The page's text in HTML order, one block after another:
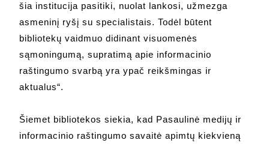
šia institucija pasitiki, nuolat lankosi, užmezga
asmeninį ryšį su specialistais. Todėl būtent
bibliotekų vaidmuo didinant visuomenės
sąmoningumą, supratimą apie informacinio
raštingumo svarbą yra ypač reikšmingas ir
aktualus“.
Šiemet bibliotekos siekia, kad Pasaulinė medijų ir
informacinio raštingumo savaitė apimtų kiekvieną